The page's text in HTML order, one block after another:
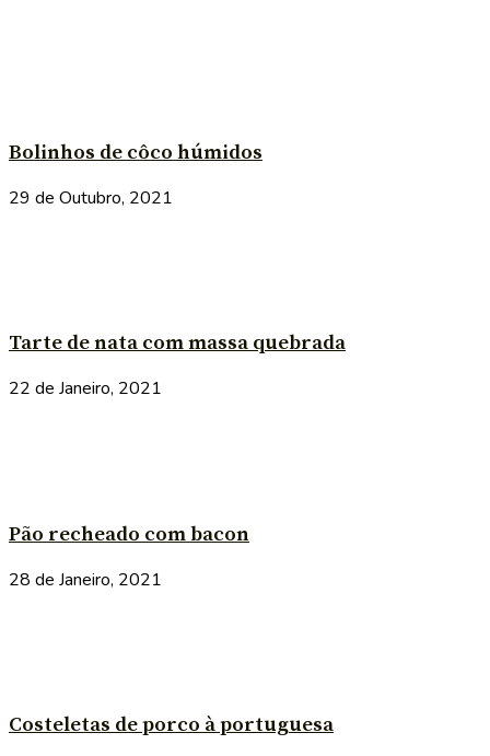
Bolinhos de côco húmidos
29 de Outubro, 2021
Tarte de nata com massa quebrada
22 de Janeiro, 2021
Pão recheado com bacon
28 de Janeiro, 2021
Costeletas de porco à portuguesa